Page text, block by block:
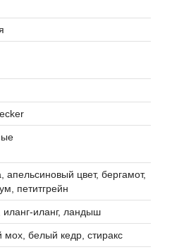
апельсиновый цвет, бергамот,
петитгрейн
иланг, ландыш
мох, белый кедр, стиракс